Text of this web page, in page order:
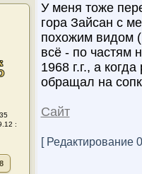
:
У меня тоже
гора Зайсан с
похожим видом
всё - по частям
1968 г.г., а
обращал на
Сайт
[ Редактирование